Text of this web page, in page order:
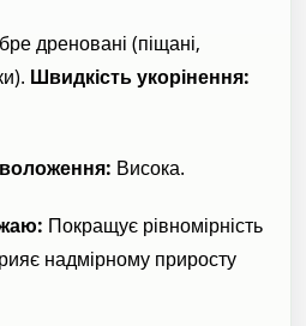
дреновані (піщані,
Швидкість укорінення:
Висока.
Покращує рівномірність
надмірному приросту